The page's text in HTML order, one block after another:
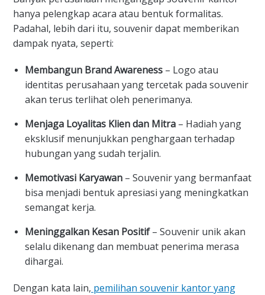
hanya pelengkap acara atau bentuk formalitas.
Padahal, lebih dari itu, souvenir dapat memberikan
dampak nyata, seperti:
Membangun Brand Awareness – Logo atau
identitas perusahaan yang tercetak pada souvenir
akan terus terlihat oleh penerimanya.
Menjaga Loyalitas Klien dan Mitra – Hadiah yang
eksklusif menunjukkan penghargaan terhadap
hubungan yang sudah terjalin.
Memotivasi Karyawan – Souvenir yang bermanfaat
bisa menjadi bentuk apresiasi yang meningkatkan
semangat kerja.
Meninggalkan Kesan Positif– Souvenir unik akan
selalu dikenang dan membuat penerima merasa
dihargai.
Dengan kata lain, pemilihan souvenir kantor yang